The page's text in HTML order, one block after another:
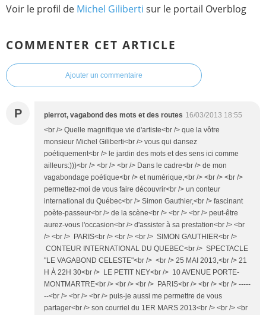
Voir le profil de Michel Giliberti sur le portail Overblog
COMMENTER CET ARTICLE
Ajouter un commentaire
P pierrot, vagabond des mots et des routes 16/03/2013 18:55
<br /> Quelle magnifique vie d'artiste<br /> que la vôtre
monsieur Michel Giliberti<br /> vous qui dansez
poétiquement<br /> le jardin des mots et des sens ici comme
ailleurs:)))<br /> <br /> <br /> Dans le cadre<br /> de mon
vagabondage poétique<br /> et numérique,<br /> <br /> <br />
permettez-moi de vous faire découvrir<br /> un conteur
international du Québec<br /> Simon Gauthier,<br /> fascinant
poète-passeur<br /> de la scène<br /> <br /> <br /> peut-être
aurez-vous l'occasion<br /> d'assister à sa prestation<br /> <br
/> <br /> PARIS<br /> <br /> <br /> SIMON GAUTHIER<br />
CONTEUR INTERNATIONAL DU QUEBEC<br /> SPECTACLE
"LE VAGABOND CELESTE"<br /> <br /> 25 MAI 2013,<br /> 21
H À 22H 30<br /> LE PETIT NEY<br /> 10 AVENUE PORTE-
MONTMARTRE<br /> <br /> <br /> PARIS<br /> <br /> <br /> -----
--<br /> <br /> <br /> puis-je aussi me permettre de vous
partager<br /> son courriel du 1ER MARS 2013<br /> <br /> <br